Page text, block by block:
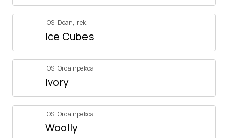
iOS, Doan, Ireki
Ice Cubes
iOS, Ordainpekoa
Ivory
iOS, Ordainpekoa
Woolly